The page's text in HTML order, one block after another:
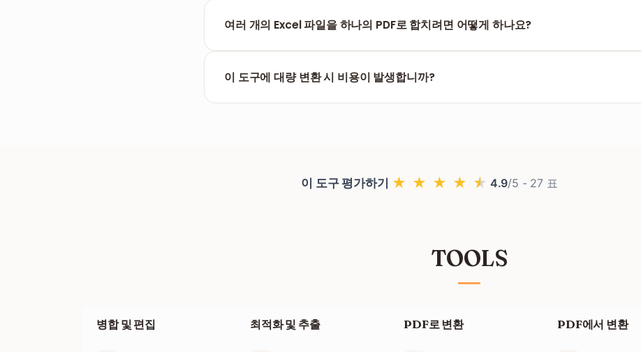
다.
여러 개의 Excel 파일을 하나의 PDF로 합치려면 어떻게 하나요?
하실 수 있습니다.
이 도구에 대량 변환 시 비용이 발생합니까?
이 도구 평가하기 ★ ★ ★ ★ ★ 4.9/5 - 27 표
TOOLS
병합 및 편집 최적화 및 추출 PDF로 변환 PDF에서 변환